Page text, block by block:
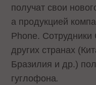
получат свои
а продукцией
Phone.
других странах
Бразилия и др.)
гуглофона.